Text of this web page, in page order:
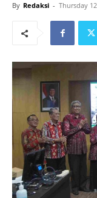
By Redaksi - Thursday